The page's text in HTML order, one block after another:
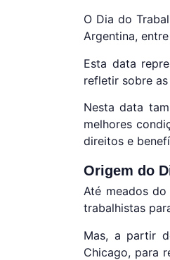
O Dia do
Argentina,
Esta data
refletir sobre
Nesta data
melhores
direitos e
Origem do
Até meados
trabalhistas
Mas, a partir
Chicago, para